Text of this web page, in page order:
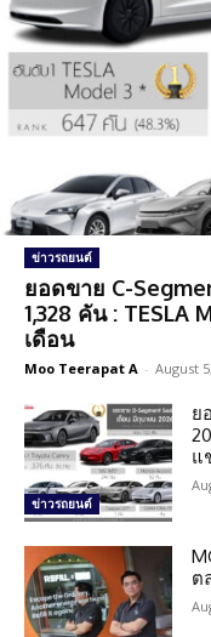
ข่าวรถยนต์
ยอดขาย C-
1,328 คัน :
เดือน
Moo Teerapat A - August
ข่าวรถยนต์
ย
แ
ต